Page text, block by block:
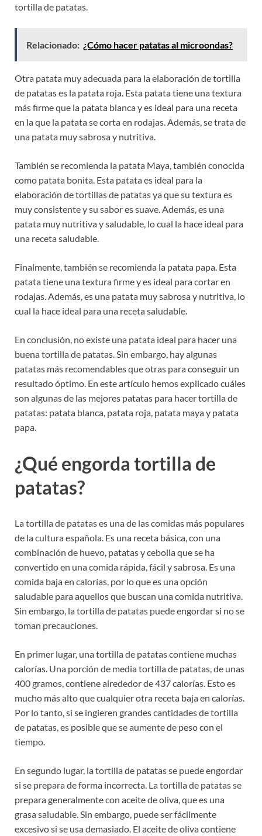
tortilla de patatas.
Relacionado: ¿Cómo hacer patatas al microondas?
Otra patata muy adecuada para la elaboración de tortilla
de patatas es la patata roja. Esta patata tiene una textura
más firme que la patata blanca y es ideal para una receta
en la que la patata se corta en rodajas. Además, se trata de
una patata muy sabrosa y nutritiva.
También se recomienda la patata Maya, también conocida
como patata bonita. Esta patata es ideal para la
elaboración de tortillas de patatas ya que su textura es
muy consistente y su sabor es suave. Además, es una
patata muy nutritiva y saludable, lo cual la hace ideal para
una receta saludable.
Finalmente, también se recomienda la patata papa. Esta
patata tiene una textura firme y es ideal para cortar en
rodajas. Además, es una patata muy sabrosa y nutritiva, lo
cual la hace ideal para una receta saludable.
En conclusión, no existe una patata ideal para hacer una
buena tortilla de patatas. Sin embargo, hay algunas
patatas más recomendables que otras para conseguir un
resultado óptimo. En este artículo hemos explicado cuáles
son algunas de las mejores patatas para hacer tortilla de
patatas: patata blanca, patata roja, patata maya y patata
papa.
¿Qué engorda tortilla de
patatas?
La tortilla de patatas es una de las comidas más populares
de la cultura española. Es una receta básica, con una
combinación de huevo, patatas y cebolla que se ha
convertido en una comida rápida, fácil y sabrosa. Es una
comida baja en calorías, por lo que es una opción
saludable para aquellos que buscan una comida nutritiva.
Sin embargo, la tortilla de patatas puede engordar si no se
toman precauciones.
En primer lugar, una tortilla de patatas contiene muchas
calorías. Una porción de media tortilla de patatas, de unas
400 gramos, contiene alrededor de 437 calorías. Esto es
mucho más alto que cualquier otra receta baja en calorías.
Por lo tanto, si se ingieren grandes cantidades de tortilla
de patatas, es posible que se aumente de peso con el
tiempo.
En segundo lugar, la tortilla de patatas se puede engordar
si se prepara de forma incorrecta. La tortilla de patatas se
prepara generalmente con aceite de oliva, que es una
grasa saludable. Sin embargo, puede ser fácilmente
excesivo si se usa demasiado. El aceite de oliva contiene